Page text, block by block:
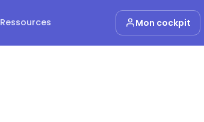
Ressources Mon cockpit